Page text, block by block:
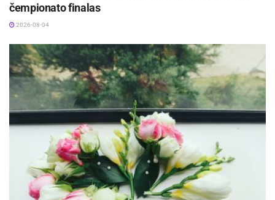
čempionato finalas
2026-08-04